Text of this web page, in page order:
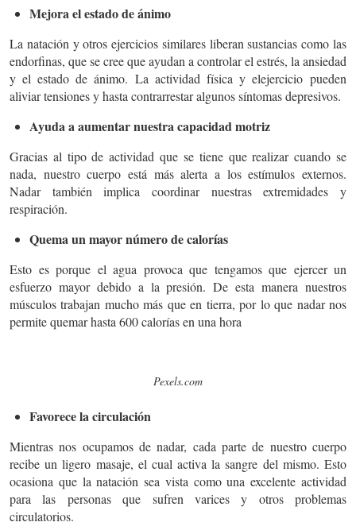
Mejora el estado de ánimo
La natación y otros ejercicios similares liberan sustancias como las
endorfinas, que se cree que ayudan a controlar el estrés, la ansiedad
y el estado de ánimo. La actividad física y elejerciciopueden
aliviar tensiones y hasta contrarrestar algunos síntomas depresivos.
Ayuda a aumentar nuestra capacidad motriz
Gracias al tipo de actividad que se tiene que realizar cuando se
nada, nuestro cuerpo está más alerta a los estímulos externos.
Nadar también implica coordinar nuestras extremidades y
respiración.
Quema un mayor número de calorías
Esto es porque el agua provoca que tengamos que ejercer un
esfuerzo mayor debido a la presión. De esta manera nuestros
músculos trabajan mucho más que en tierra, por lo que nadar nos
permite quemar hasta 600 calorías en una hora
Pexels.com
Favorece la circulación
Mientras nos ocupamos de nadar, cada parte de nuestro cuerpo
recibe un ligero masaje, el cual activa la sangre del mismo. Esto
ocasiona que la natación sea vista como una excelente actividad
para las personas que sufren varices y otros problemas
circulatorios.